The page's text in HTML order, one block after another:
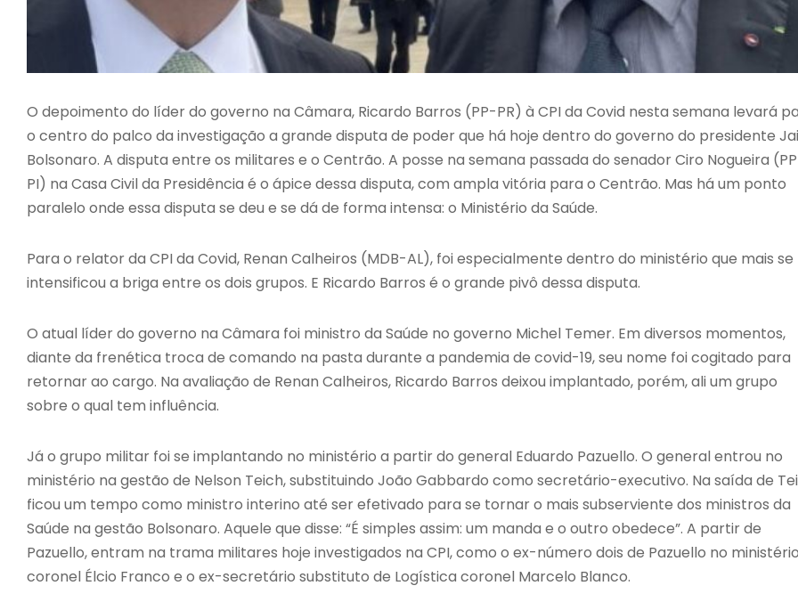
O depoimento do líder do governo na Câmara, Ricardo Barros (PP-PR) à CPI da Covid nesta semana levará
o centro do palco da investigação a grande disputa de poder que há hoje dentro do governo do presidente
Bolsonaro. A disputa entre os militares e o Centrão. A posse na semana passada do senador Ciro Nogueira
PI) na Casa Civil da Presidência é o ápice dessa disputa, com ampla vitória para o Centrão. Mas há um ponto
paralelo onde essa disputa se deu e se dá de forma intensa: o Ministério da Saúde.
Para o relator da CPI da Covid, Renan Calheiros (MDB-AL), foi especialmente dentro do ministério que mais se
intensificou a briga entre os dois grupos. E Ricardo Barros é o grande pivô dessa disputa.
O atual líder do governo na Câmara foi ministro da Saúde no governo Michel Temer. Em diversos momentos,
diante da frenética troca de comando na pasta durante a pandemia de covid-19, seu nome foi cogitado para
retornar ao cargo. Na avaliação de Renan Calheiros, Ricardo Barros deixou implantado, porém, ali um grupo
sobre o qual tem influência.
Já o grupo militar foi se implantando no ministério a partir do general Eduardo Pazuello. O general entrou no
ministério na gestão de Nelson Teich, substituindo João Gabbardo como secretário-executivo. Na saída de
ficou um tempo como ministro interino até ser efetivado para se tornar o mais subserviente dos ministros da
Saúde na gestão Bolsonaro. Aquele que disse: “É simples assim: um manda e o outro obedece”. A partir de
Pazuello, entram na trama militares hoje investigados na CPI, como o ex-número dois de Pazuello no ministério
coronel Élcio Franco e o ex-secretário substituto de Logística coronel Marcelo Blanco.